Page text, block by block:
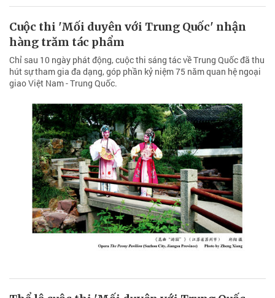
Cuộc thi 'Mối duyên với Trung Quốc' nhận
hàng trăm tác phẩm
Chỉ sau 10 ngày phát động, cuộc thi sáng tác về Trung Quốc đã thu
hút sự tham gia đa dạng, góp phần kỷ niệm 75 năm quan hệ ngoại
giao Việt Nam - Trung Quốc.